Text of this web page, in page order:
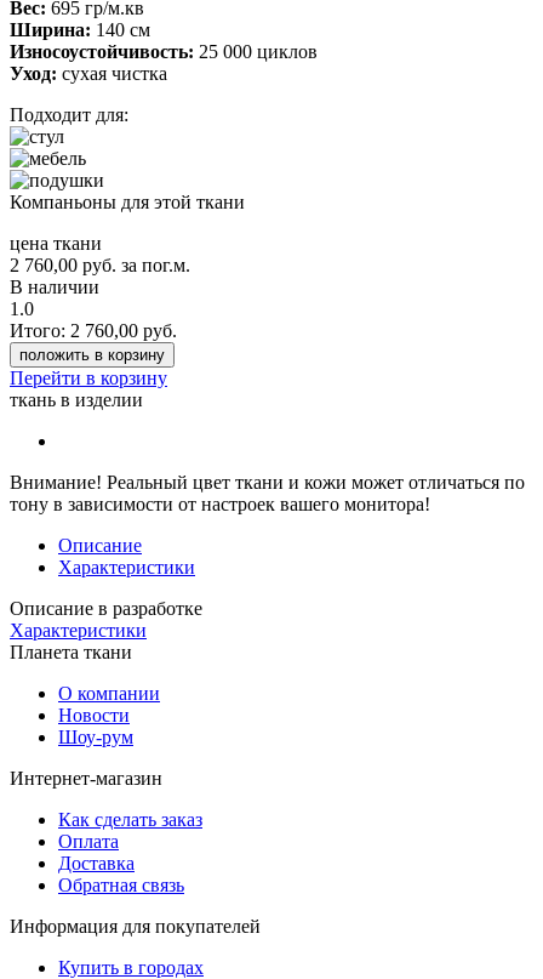
Вес: 695 гр/м.кв
Ширина: 140 см
Износоустойчивость: 25 000 циклов
Уход: сухая чистка
Подходит для:
Компаньоны для этой ткани
цена ткани
2 760,00 руб. за пог.м.
В наличии
1.0
Итого: 2 760,00 руб.
положить в корзину
Перейти в корзину
ткань в изделии
Внимание! Реальный цвет ткани и кожи может отличаться по
тону в зависимости от настроек вашего монитора!
Описание
Характеристики
Описание в разработке
Характеристики
Планета ткани
О компании
Новости
Шоу-рум
Интернет-магазин
Как сделать заказ
Оплата
Доставка
Обратная связь
Информация для покупателей
Купить в городах